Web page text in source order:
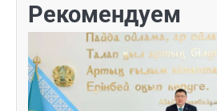
Рекомендуем